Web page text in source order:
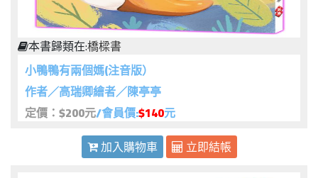
本書歸類在:橋樑書
小鴨鴨有兩個媽(注音版）
作者／高瑞卿繪者／陳亭亭
定價：$200元/會員價:$140元
加入購物車
立即結帳